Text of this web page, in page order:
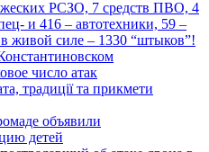
РСЗО, 7 средств ПВО, 4
и 416 – автотехники, 59 –
живой силе – 1330 “штыков”!
число атак
традиції та прикмети
объявили
детей